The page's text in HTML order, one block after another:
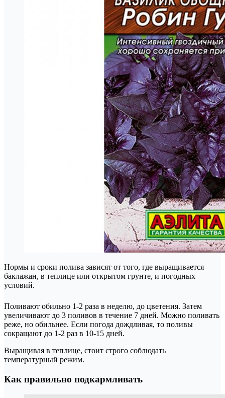
Нормы и сроки полива зависят от того, где выращивается
баклажан, в теплице или открытом грунте, и погодных
условий.
Поливают обильно 1-2 раза в неделю, до цветения. Затем
увеличивают до 3 поливов в течение 7 дней. Можно поливать
реже, но обильнее. Если погода дождливая, то поливы
сокращают до 1-2 раз в 10-15 дней.
Выращивая в теплице, стоит строго соблюдать
температурный режим.
Как правильно подкармливать